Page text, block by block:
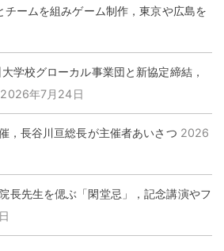
ームを組みゲーム制作，東京や広島を
学校グローカル事業団と新協定締結，
2026年7月24日
，長谷川亘総長が主催者あいさつ 2026
長先生を偲ぶ「閑堂忌」，記念講演やフ